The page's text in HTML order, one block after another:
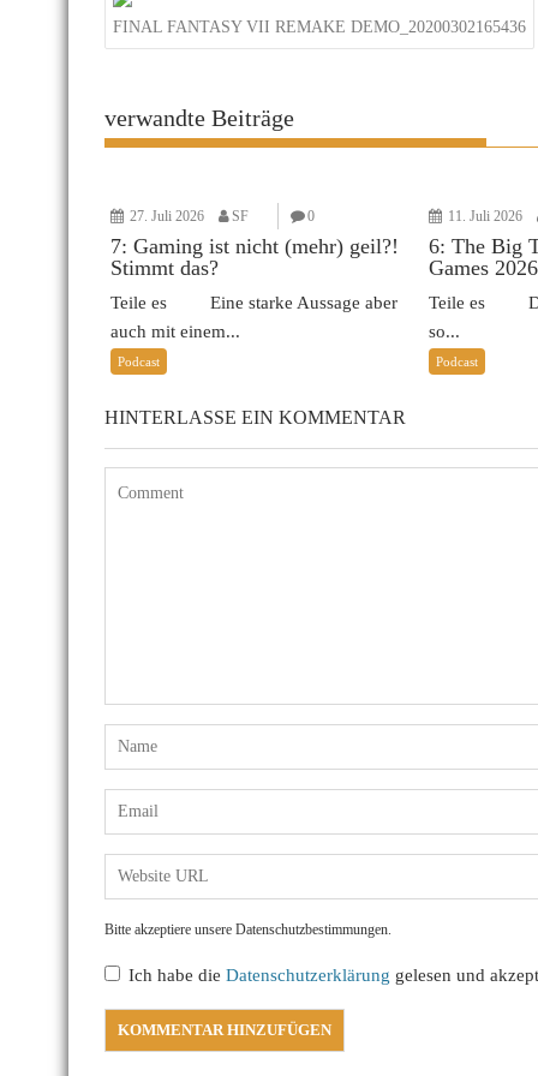
FINAL FANTASY VII REMAKE DEMO_20200302165436
verwandte Beiträge
27. Juli 2026 SF 0
7: Gaming ist nicht (mehr) geil?!
Stimmt das?
Teile es Eine starke Aussage aber
auch mit einem...
Podcast
11. Juli 2026
6: The Big
Games
Teile es
so...
Podcast
HINTERLASSE EIN KOMMENTAR
Bitte akzeptiere unsere Datenschutzbestimmungen.
Ich habe die Datenschutzerklärung gelesen und